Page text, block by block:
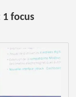
focus